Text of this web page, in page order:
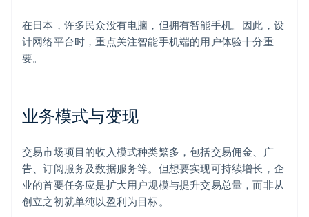
在日本，许多民众没有电脑，但拥有智能手机。因此，设
计网络平台时，重点关注智能手机端的用户体验十分重
要。
业务模式与变现
交易市场项目的收入模式种类繁多，包括交易佣金、广
告、订阅服务及数据服务等。但想要实现可持续增长，企
业的首要任务应是扩大用户规模与提升交易总量，而非从
创立之初就单纯以盈利为目标。